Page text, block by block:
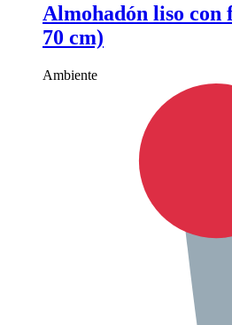
Almohadón liso con
70 cm)
Ambiente